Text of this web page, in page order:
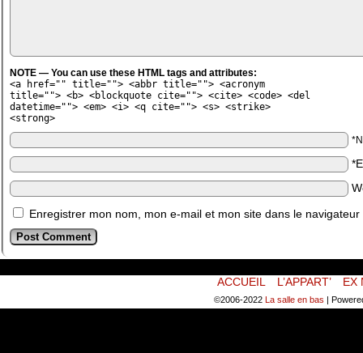
NOTE — You can use these HTML tags and attributes:
<a href="" title=""> <abbr title=""> <acronym
title=""> <b> <blockquote cite=""> <cite> <code> <del
datetime=""> <em> <i> <q cite=""> <s> <strike>
<strong>
Enregistrer mon nom, mon e-mail et mon site dans le
ACCUEIL L’APPART’ EX
©2006-2022 La salle en bas |